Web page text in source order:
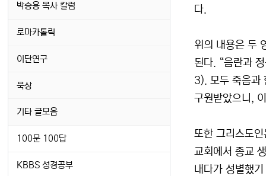
다.
위의 내용은 두
된다. “음란과
3). 모두 죽음과
구원받았으니,
또한 그리스도
교회에서 종교
내다가 성별했
박승용 목사 칼럼
로마카톨릭
이단연구
묵상
기타 글모음
100문 100답
KBBS 성경공부